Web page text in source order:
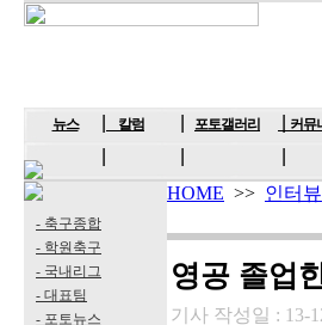
뉴스 칼럼 포토갤러리 커뮤
- 축구종합
- 학원축구
- 국내리그
- 대표팀
- 포토뉴스
HOME >> 인터뷰
영공 졸업
기사 작성일 : 13-